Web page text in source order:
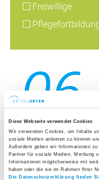
Diese Webseite verwendet Cookies
Wir verwenden Cookies, um Inhalte
soziale Medien anbieten zu können
Außerdem geben wir Informationen
Partner für soziale Medien, Werbung
Informationen möglicherweise mit
haben oder die sie im Rahmen Ihrer
Die Datenschutzerklärung finden
Freiwillige
06
08